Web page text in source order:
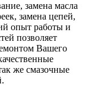
замена масла
замена цепей,
опыт работы и
позволяет
Вашего
же смазочные